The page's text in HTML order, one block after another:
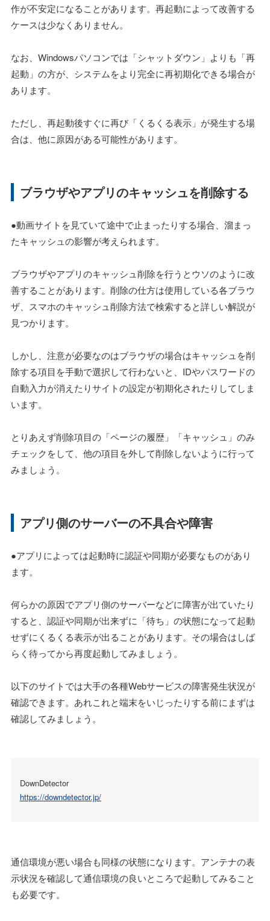
作が不安定になることがあります。再起動によって改善する
ケースは少なくありません。
なお、Windowsパソコンでは「シャットダウン」よりも「再
起動」の方が、システムをより完全に再初期化できる場合が
あります。
ただし、再起動後すぐに再び「くるくる表示」が発生する場
合は、他に原因がある可能性があります。
ブラウザやアプリのキャッシュを削除する
●動画サイトを見ていて途中で止まったりする場合、溜まっ
たキャッシュの影響が考えられます。
ブラウザやアプリのキャッシュ削除を行うとウソのように改
善することがあります。削除の仕方は使用している各ブラウ
ザ、スマホのキャッシュ削除方法で検索すると詳しい解説が
見つかります。
しかし、注意が必要なのはブラウザの場合はキャッシュを削
除する項目を手動で選択して行わないと、IDやパスワードの
自動入力が消えたりサイトの設定が初期化されたりしてしま
います。
とりあえず削除項目の「ページの履歴」「キャッシュ」のみ
チェックをして、他の項目を外して削除しないように行って
みましょう。
アプリ側のサーバーの不具合や障害
●アプリによっては起動時に認証や同期が必要なものがあり
ます。
何らかの原因でアプリ側のサーバーなどに障害が出ていたり
すると、認証や同期が出来ずに「待ち」の状態になって起動
せずにくるくる表示が出ることがあります。その場合はしば
らく待ってから再度起動してみましょう。
以下のサイトでは大手の各種Webサービスの障害発生状況が
確認できます。あれこれと端末をいじったりする前にまずは
確認してみましょう。
DownDetector
https://downdetector.jp/
通信環境が悪い場合も同様の状態になります。アンテナの表
示状況を確認して通信環境の良いところで起動してみること
も必要です。